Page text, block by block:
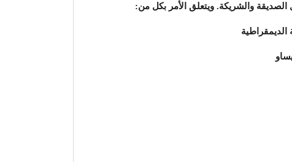
والشريكة. ويتعلق الأمر بكل من: